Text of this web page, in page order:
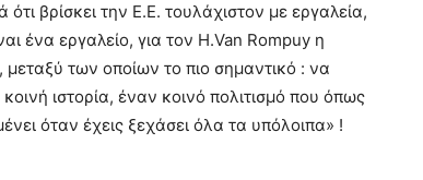
βρίσκει την Ε.Ε. τουλάχιστον με εργαλεία,
ένα εργαλείο, για τον H.Van Rompuy η
των οποίων το πιο σημαντικό : να
ιστορία, έναν κοινό πολιτισμό που όπως
όταν έχεις ξεχάσει όλα τα υπόλοιπα» !